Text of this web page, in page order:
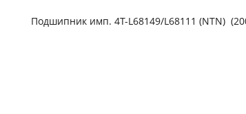
Подшипник имп. 4T-L68149/L68111 (NTN)